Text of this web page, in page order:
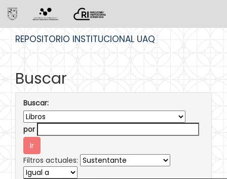
REPOSITORIO INSTITUCIONAL UAQ
Buscar
Buscar:
por
Filtros actuales: